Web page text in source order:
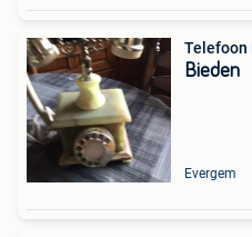
Telefoon
Bieden
Evergem